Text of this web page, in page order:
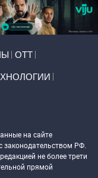
ОТТ
на сайте
законодательством РФ.
не более трети
прямой